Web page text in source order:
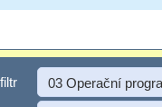
03 Operační